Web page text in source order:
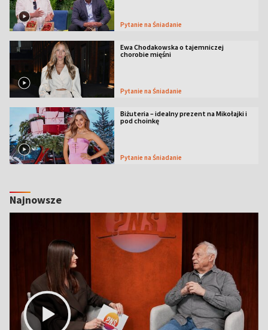
Pytanie na Śniadanie
Ewa Chodakowska o tajemniczej
chorobie mięśni
Pytanie na Śniadanie
Biżuteria – idealny prezent na Mikołajki i
pod choinkę
Pytanie na Śniadanie
Najnowsze